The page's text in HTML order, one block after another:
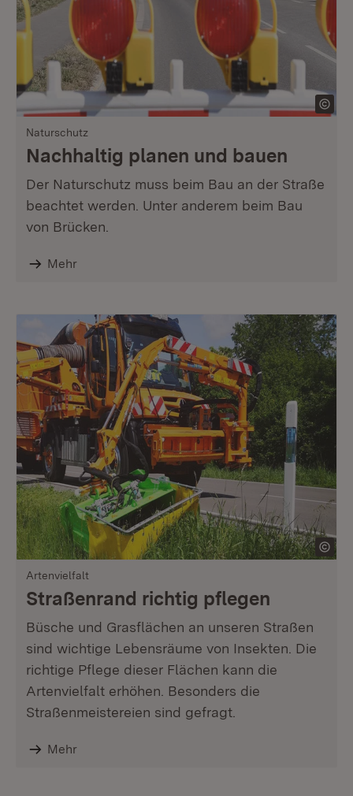
Naturschutz
Nachhaltig planen und bauen
Der Naturschutz muss beim Bau an der Straße
beachtet werden. Unter anderem beim Bau
von Brücken.
Mehr
Artenvielfalt
Straßenrand richtig pflegen
Büsche und Grasflächen an unseren Straßen
sind wichtige Lebensräume von Insekten. Die
richtige Pflege dieser Flächen kann die
Artenvielfalt erhöhen. Besonders die
Straßenmeistereien sind gefragt.
Mehr